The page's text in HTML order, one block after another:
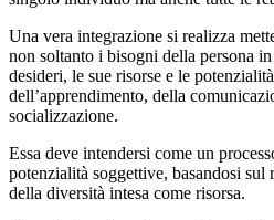
Una vera integrazione si realizza
non soltanto i bisogni della persona
desideri, le sue risorse e le
dell’apprendimento, della
socializzazione.
Essa deve intendersi come un
potenzialità soggettive, basandosi
della diversità intesa come risorsa.